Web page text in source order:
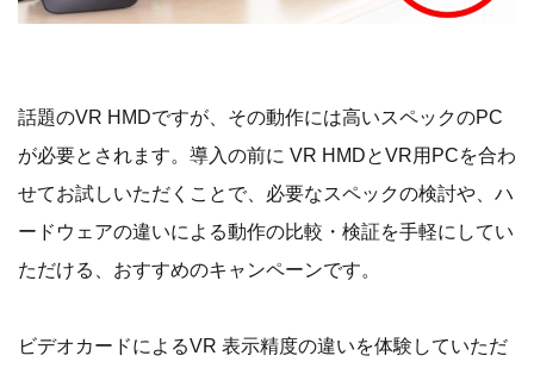
話題のVR HMDですが、その動作には高いスペックのPC
が必要とされます。導入の前に VR HMDとVR用PCを合わ
せてお試しいただくことで、必要なスペックの検討や、ハ
ードウェアの違いによる動作の比較・検証を手軽にしてい
ただける、おすすめのキャンペーンです。
ビデオカードによるVR 表示精度の違いを体験していただ